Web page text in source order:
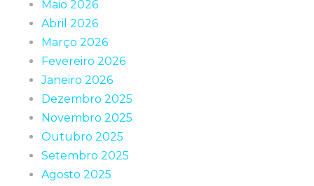
Maio 2026
Abril 2026
Março 2026
Fevereiro 2026
Janeiro 2026
Dezembro 2025
Novembro 2025
Outubro 2025
Setembro 2025
Agosto 2025